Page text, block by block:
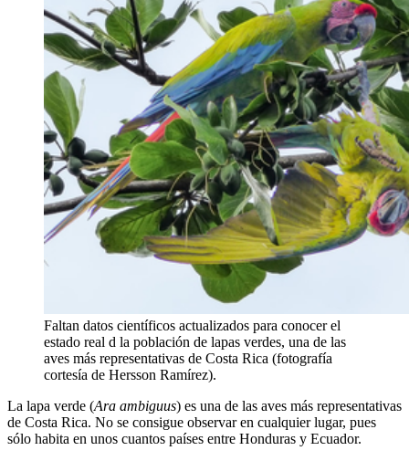
Faltan datos científicos actualizados para conocer el
estado real d la población de lapas verdes, una de las
aves más representativas de Costa Rica (fotografía
cortesía de Hersson Ramírez).
La lapa verde (Ara ambiguus) es una de las aves más representativas
de Costa Rica. No se consigue observar en cualquier lugar, pues
sólo habita en unos cuantos países entre Honduras y Ecuador.